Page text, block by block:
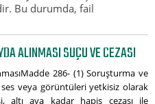
Bu durumda, fail
ALINMASI SUÇU VE CEZASI
286- (1) Soruşturma ve
veya görüntüleri yetkisiz olarak
altı aya kadar hapis cezası ile